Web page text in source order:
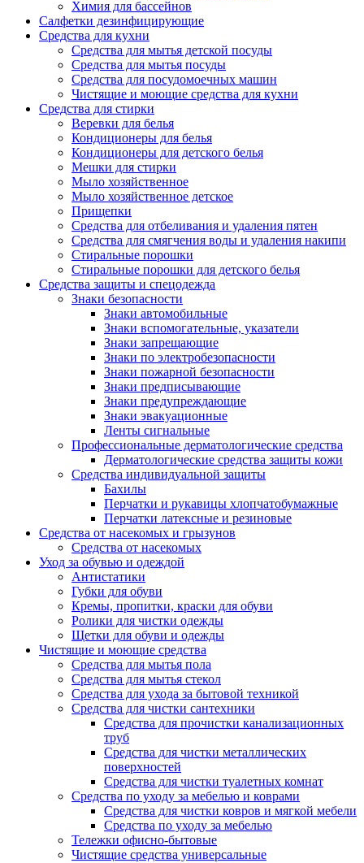
Химия для бассейнов
Салфетки дезинфицирующие
Средства для кухни
Средства для мытья детской посуды
Средства для мытья посуды
Средства для посудомоечных машин
Чистящие и моющие средства для кухни
Средства для стирки
Веревки для белья
Кондиционеры для белья
Кондиционеры для детского белья
Мешки для стирки
Мыло хозяйственное
Мыло хозяйственное детское
Прищепки
Средства для отбеливания и удаления пятен
Средства для смягчения воды и удаления накипи
Стиральные порошки
Стиральные порошки для детского белья
Средства защиты и спецодежда
Знаки безопасности
Знаки автомобильные
Знаки вспомогательные, указатели
Знаки запрещающие
Знаки по электробезопасности
Знаки пожарной безопасности
Знаки предписывающие
Знаки предупреждающие
Знаки эвакуационные
Ленты сигнальные
Профессиональные дерматологические средства
Дерматологические средства защиты кожи
Средства индивидуальной защиты
Бахилы
Перчатки и рукавицы хлопчатобумажные
Перчатки латексные и резиновые
Средства от насекомых и грызунов
Средства от насекомых
Уход за обувью и одеждой
Антистатики
Губки для обуви
Кремы, пропитки, краски для обуви
Ролики для чистки одежды
Щетки для обуви и одежды
Чистящие и моющие средства
Средства для мытья пола
Средства для мытья стекол
Средства для ухода за бытовой техникой
Средства для чистки сантехники
Средства для прочистки канализационных
труб
Средства для чистки металлических
поверхностей
Средства для чистки туалетных комнат
Средства по уходу за мебелью и коврами
Средства для чистки ковров и мягкой мебели
Средства по уходу за мебелью
Тележки офисно-бытовые
Чистящие средства универсальные